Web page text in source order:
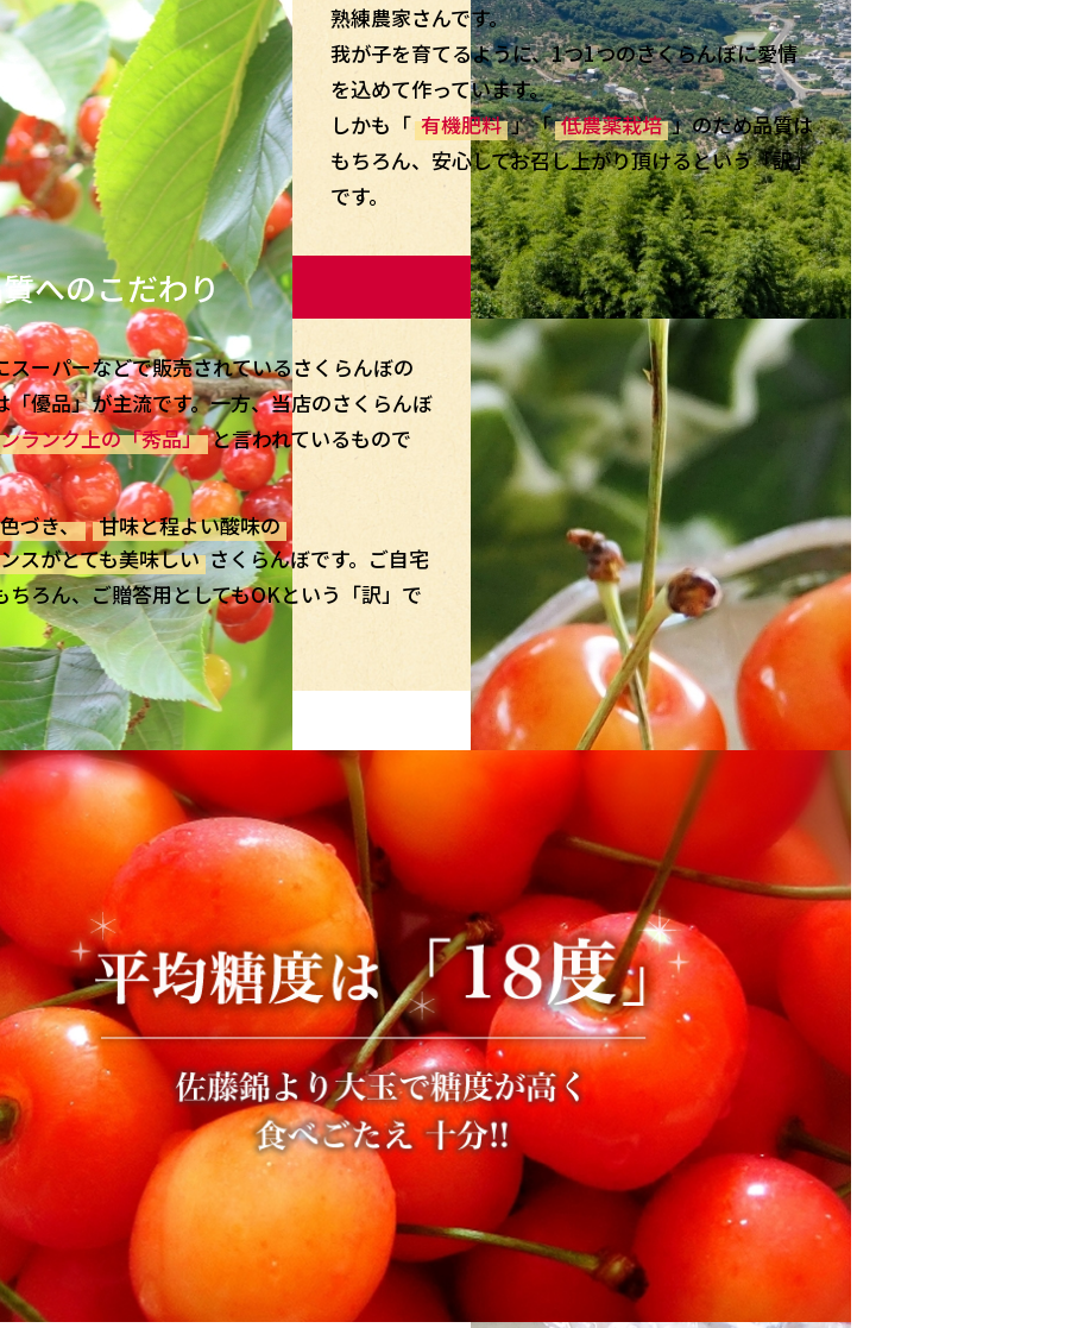
熟練農家さんです。
我が子を育てるように、1つ1つのさくらんぼに愛情
を込めて作っています。
しかも「 有機肥料 」「 低農薬栽培 」のため品質は
もちろん、安心してお召し上がり頂けるという「訳」
です。
へのこだわり
スーパーなどで販売されているさくらんぼの
「優品」が主流です。一方、当店のさくらんぼ
ランク上の「秀品」 と言われているもので
づき、
甘味と程よい酸味の
スがとても美味しい さくらんぼです。ご自宅
ちろん、ご贈答用としてもOKという「訳」で